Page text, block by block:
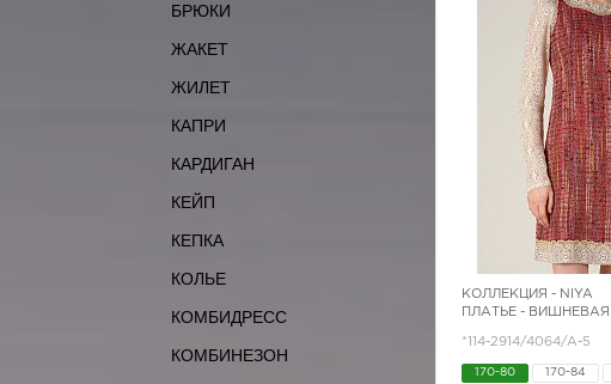
БРЮКИ
ЖАКЕТ
ЖИЛЕТ
КАПРИ
КАРДИГАН
КЕЙП
КЕПКА
КОЛЬЕ
КОМБИДРЕСС
КОМБИНЕЗОН
КОЛЛЕКЦИЯ - NIYA
ПЛАТЬЕ -
*114-2914/4064/A-5
170-80 170-84